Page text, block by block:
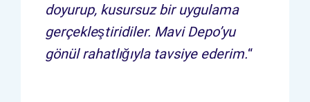
doyurup, kusursuz bir uygulama
gerçekleştiridiler. Mavi Depo’yu
gönül rahatlığıyla tavsiye ederim.“